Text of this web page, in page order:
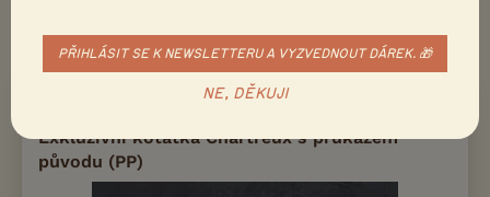
KARTOUZSKÁ KOČKA
Exkluzivní koťátka Chartreux s průkazem
původu (PP)
PŘIHLÁSIT SE K NEWSLETTERU A VYZVEDNOUT DÁREK. 🎁
NE, DĚKUJI